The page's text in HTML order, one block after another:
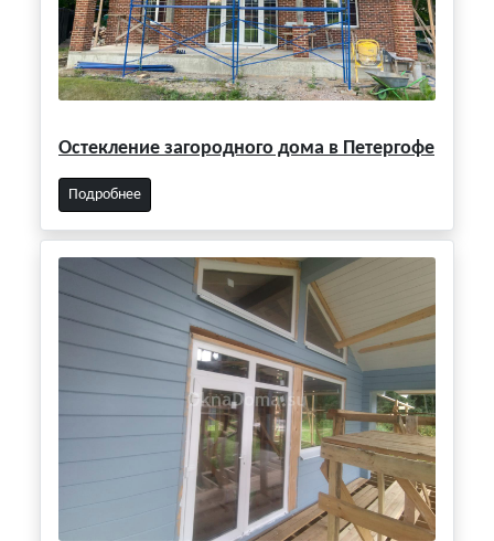
Остекление загородного дома в Петергофе
Подробнее